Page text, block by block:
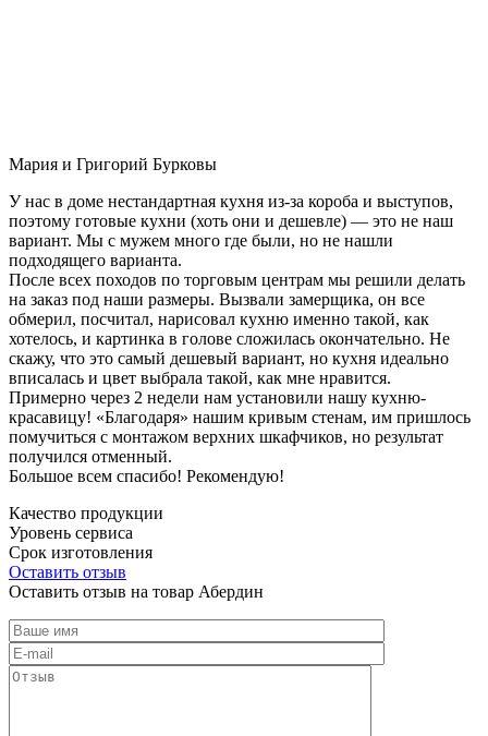
Мария и Григорий Бурковы
У нас в доме нестандартная кухня из-за короба и выступов,
поэтому готовые кухни (хоть они и дешевле) — это не наш
вариант. Мы с мужем много где были, но не нашли
подходящего варианта.
После всех походов по торговым центрам мы решили делать
на заказ под наши размеры. Вызвали замерщика, он все
обмерил, посчитал, нарисовал кухню именно такой, как
хотелось, и картинка в голове сложилась окончательно. Не
скажу, что это самый дешевый вариант, но кухня идеально
вписалась и цвет выбрала такой, как мне нравится.
Примерно через 2 недели нам установили нашу кухню-
красавицу! «Благодаря» нашим кривым стенам, им пришлось
помучиться с монтажом верхних шкафчиков, но результат
получился отменный.
Большое всем спасибо! Рекомендую!
Качество продукции
Уровень сервиса
Срок изготовления
Оставить отзыв
Оставить отзыв на товар Абердин